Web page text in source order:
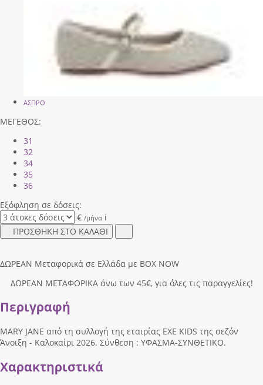
ΑΣΠΡΟ
ΜΕΓΕΘΟΣ:
31
32
34
35
36
Εξόφληση σε δόσεις:
€ /μήνα i
ΠΡΟΣΘΗΚΗ ΣΤΟ ΚΑΛΑΘΙ
ΔΩΡΕΑΝ Μεταφορικά σε Ελλάδα με BOX NOW
ΔΩΡΕΑΝ ΜΕΤΑΦΟΡΙΚΑ άνω των 45€, για όλες τις παραγγελίες!
Περιγραφή
MARY JANE από τη συλλογή της εταιρίας EXE KIDS της σεζόν
Άνοιξη - Καλοκαίρι 2026. Σύνθεση : ΥΦΑΣΜΑ-ΣΥΝΘΕΤΙΚΟ.
Χαρακτηριστικά